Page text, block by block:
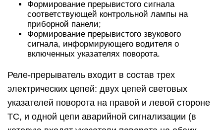
Формирование прерывистого сигнала
соответствующей контрольной лампы на
приборной панели;
Формирование прерывистого звукового
сигнала, информирующего водителя о
включенных указателях поворота.
Реле-прерыватель входит в состав трех
электрических цепей: двух цепей световых
указателей поворота на правой и левой стороне
ТС, и одной цепи аварийной сигнализации (в